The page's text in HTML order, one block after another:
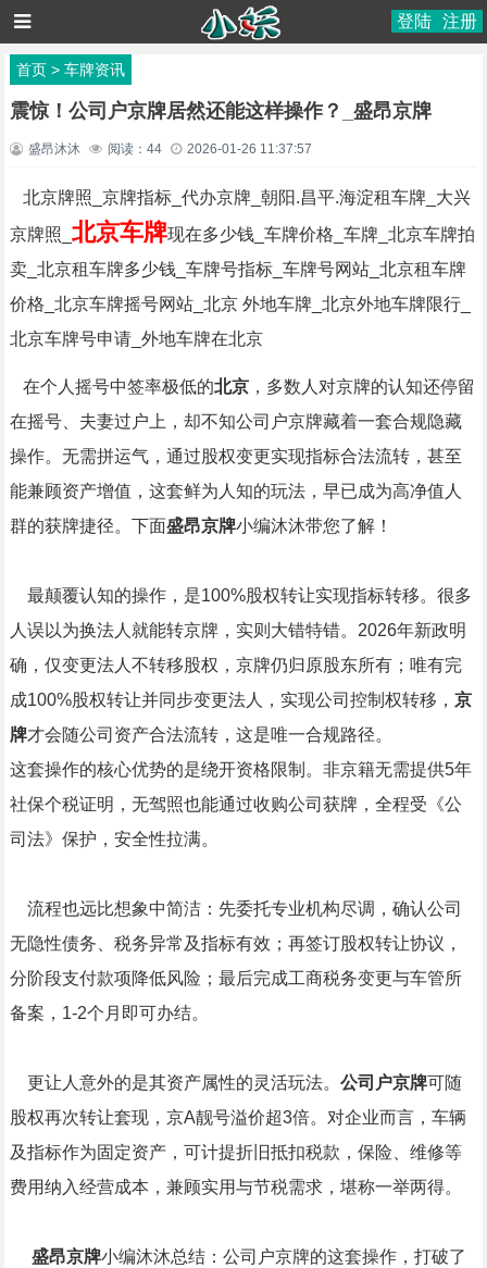
登陆 注册
首页> 车牌资讯
震惊！公司户京牌居然还能这样操作？_盛昂京牌
盛昂沐沐 阅读： 44 2026-01-26 11:37:57
北京牌照_京牌指标_代办京牌_朝阳.昌平.海淀租车牌_大兴
京牌照_ 北京车牌现在多少钱_车牌价格_车牌_北京车牌拍
卖_北京租车牌多少钱_车牌号指标_车牌号网站_北京租车牌
价格_北京车牌摇号网站_北京 外地车牌_北京外地车牌限行_
北京车牌号申请_外地车牌在北京
在个人摇号中签率极低的北京，多数人对京牌的认知还停留
在摇号、夫妻过户上，却不知公司户京牌藏着一套合规隐藏
操作。无需拼运气，通过股权变更实现指标合法流转，甚至
能兼顾资产增值，这套鲜为人知的玩法，早已成为高净值人
群的获牌捷径。下面盛昂京牌小编沐沐带您了解！
最颠覆认知的操作，是100%股权转让实现指标转移。很多
人误以为换法人就能转京牌，实则大错特错。2026年新政明
确，仅变更法人不转移股权，京牌仍归原股东所有；唯有完
成100%股权转让并同步变更法人，实现公司控制权转移， 京
牌才会随公司资产合法流转，这是唯一合规路径。
这套操作的核心优势的是绕开资格限制。非京籍无需提供5年
社保个税证明，无驾照也能通过收购公司获牌，全程受《公
司法》保护，安全性拉满。
流程也远比想象中简洁：先委托专业机构尽调，确认公司
无隐性债务、税务异常及指标有效；再签订股权转让协议，
分阶段支付款项降低风险；最后完成工商税务变更与车管所
备案，1-2个月即可办结。
更让人意外的是其资产属性的灵活玩法。 公司户京牌可随
股权再次转让套现，京A靓号溢价超3倍。对企业而言，车辆
及指标作为固定资产，可计提折旧抵扣税款，保险、维修等
费用纳入经营成本，兼顾实用与节税需求，堪称一举两得。
盛昂京牌小编沐沐总结：公司户京牌的这套操作，打破了